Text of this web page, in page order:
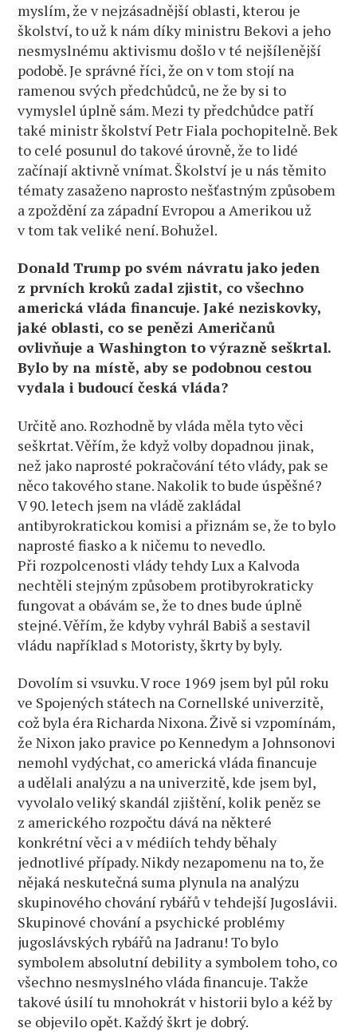
myslím, že v nejzásadnější oblasti, kterou je
školství, to už k nám díky ministru Bekovi a jeho
nesmyslnému aktivismu došlo v té nejšílenější
podobě. Je správné říci, že on v tom stojí na
ramenou svých předchůdců, ne že by si to
vymyslel úplně sám. Mezi ty předchůdce patří
také ministr školství Petr Fiala pochopitelně. Bek
to celé posunul do takové úrovně, že to lidé
začínají aktivně vnímat. Školství je u nás těmito
tématy zasaženo naprosto nešťastným způsobem
a zpoždění za západní Evropou a Amerikou už
v tom tak veliké není. Bohužel.
Donald Trump po svém návratu jako jeden
z prvních kroků zadal zjistit, co všechno
americká vláda financuje. Jaké neziskovky,
jaké oblasti, co se penězi Američanů
ovlivňuje a Washington to výrazně seškrtal.
Bylo by na místě, aby se podobnou cestou
vydala i budoucí česká vláda?
Určitě ano. Rozhodně by vláda měla tyto věci
seškrtat. Věřím, že když volby dopadnou jinak,
než jako naprosté pokračování této vlády, pak se
něco takového stane. Nakolik to bude úspěšné?
V 90. letech jsem na vládě zakládal
antibyrokratickou komisi a přiznám se, že to bylo
naprosté fiasko a k ničemu to nevedlo.
Při rozpolcenosti vlády tehdy Lux a Kalvoda
nechtěli stejným způsobem protibyrokraticky
fungovat a obávám se, že to dnes bude úplně
stejné. Věřím, že kdyby vyhrál Babiš a sestavil
vládu například s Motoristy, škrty by byly.
Dovolím si vsuvku. V roce 1969 jsem byl půl roku
ve Spojených státech na Cornellské univerzitě,
což byla éra Richarda Nixona. Živě si vzpomínám,
že Nixon jako pravice po Kennedym a Johnsonovi
nemohl vydýchat, co americká vláda financuje
a udělali analýzu a na univerzitě, kde jsem byl,
vyvolalo veliký skandál zjištění, kolik peněz se
z amerického rozpočtu dává na některé
konkrétní věci a v médiích tehdy běhaly
jednotlivé případy. Nikdy nezapomenu na to, že
nějaká neskutečná suma plynula na analýzu
skupinového chování rybářů v tehdejší Jugoslávii.
Skupinové chování a psychické problémy
jugoslávských rybářů na Jadranu! To bylo
symbolem absolutní debility a symbolem toho, co
všechno nesmyslného vláda financuje. Takže
takové úsilí tu mnohokrát v historii bylo a kéž by
se objevilo opět. Každý škrt je dobrý.